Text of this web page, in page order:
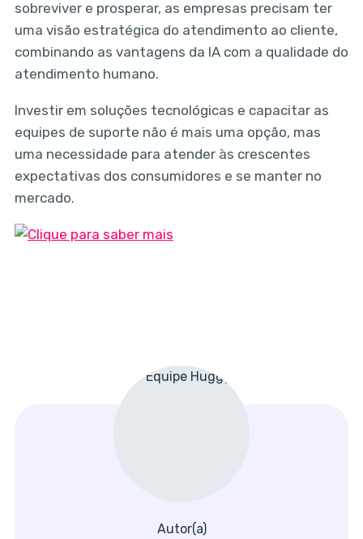
sobreviver e prosperar, as empresas precisam ter
uma visão estratégica do atendimento ao cliente,
combinando as vantagens da IA com a qualidade do
atendimento humano.
Investir em soluções tecnológicas e capacitar as
equipes de suporte não é mais uma opção, mas
uma necessidade para atender às crescentes
expectativas dos consumidores e se manter no
mercado.
Autor(a)